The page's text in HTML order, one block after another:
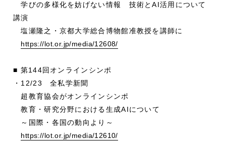
学びの多様化を妨げない情報 技術とAI活用について
講演
塩瀬隆之・京都大学総合博物館准教授を講師に
https://lot.or.jp/media/12608/
■ 第144回オンラインシンポ
・12/23 全私学新聞
超教育協会がオンラインシンポ
教育・研究分野における生成AIについて
～国際・各国の動向より～
https://lot.or.jp/media/12610/